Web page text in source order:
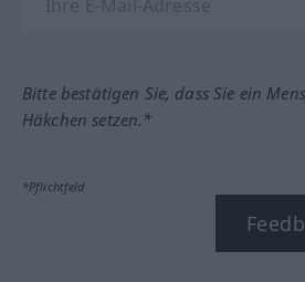
Bitte bestätigen Sie, dass Sie ein
Häkchen setzen.*
*Pflichtfeld